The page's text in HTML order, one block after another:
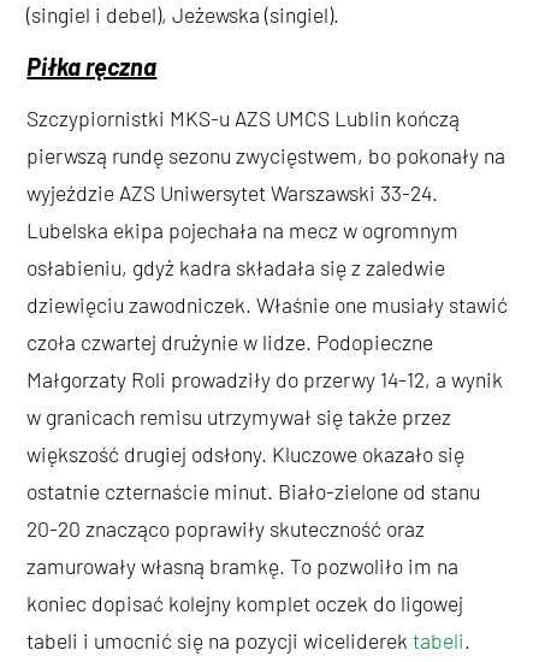
(singiel i debel), Jeżewska (singiel).
Piłka ręczna
Szczypiornistki MKS-u AZS UMCS Lublin kończą
pierwszą rundę sezonu zwycięstwem, bo pokonały na
wyjeździe AZS Uniwersytet Warszawski 33-24.
Lubelska ekipa pojechała na mecz w ogromnym
osłabieniu, gdyż kadra składała się z zaledwie
dziewięciu zawodniczek. Właśnie one musiały stawić
czoła czwartej drużynie w lidze. Podopieczne
Małgorzaty Roli prowadziły do przerwy 14-12, a wynik
w granicach remisu utrzymywał się także przez
większość drugiej odsłony. Kluczowe okazało się
ostatnie czternaście minut. Biało-zielone od stanu
20-20 znacząco poprawiły skuteczność oraz
zamurowały własną bramkę. To pozwoliło im na
koniec dopisać kolejny komplet oczek do ligowej
tabeli i umocnić się na pozycji wiceliderektabeli.